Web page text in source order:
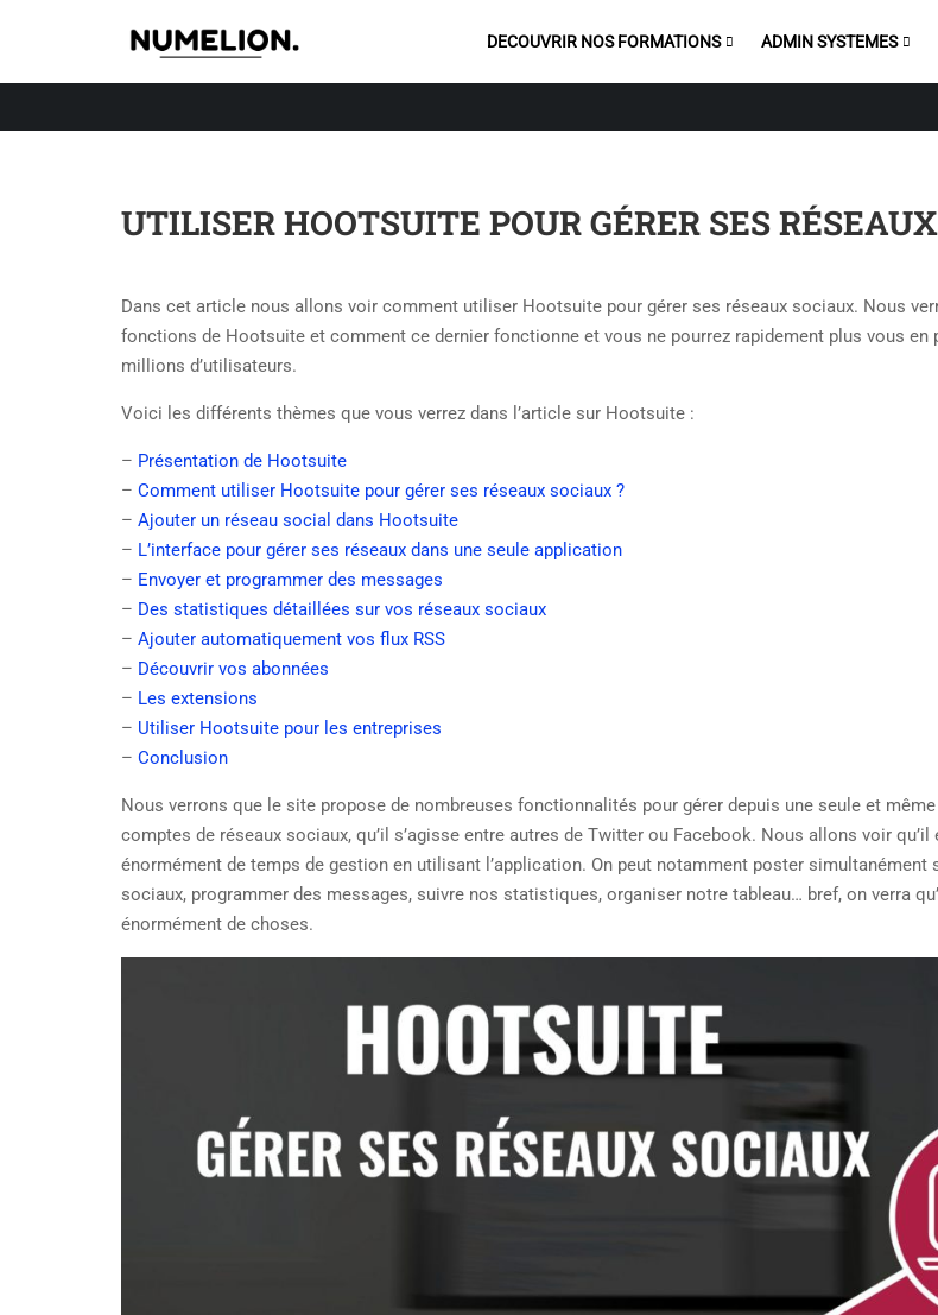
DECOUVRIR NOS FORMATIONS ADMIN SYSTEMES
UTILISER HOOTSUITE POUR GÉRER SES
Dans cet article nous allons voir comment utiliser Hootsuite pour gérer ses réseaux sociaux. Nous
fonctions de Hootsuite et comment ce dernier fonctionne et vous ne pourrez rapidement plus vous en
millions d’utilisateurs.
Voici les différents thèmes que vous verrez dans l’article sur Hootsuite :
– Présentation de Hootsuite
– Comment utiliser Hootsuite pour gérer ses réseaux sociaux ?
– Ajouter un réseau social dans Hootsuite
– L’interface pour gérer ses réseaux dans une seule application
– Envoyer et programmer des messages
– Des statistiques détaillées sur vos réseaux sociaux
– Ajouter automatiquement vos flux RSS
– Découvrir vos abonnées
– Les extensions
– Utiliser Hootsuite pour les entreprises
– Conclusion
Nous verrons que le site propose de nombreuses fonctionnalités pour gérer depuis une seule et
comptes de réseaux sociaux, qu’il s’agisse entre autres de Twitter ou Facebook. Nous allons voir
énormément de temps de gestion en utilisant l’application. On peut notamment poster simultanément
sociaux, programmer des messages, suivre nos statistiques, organiser notre tableau… bref, on verra
énormément de choses.